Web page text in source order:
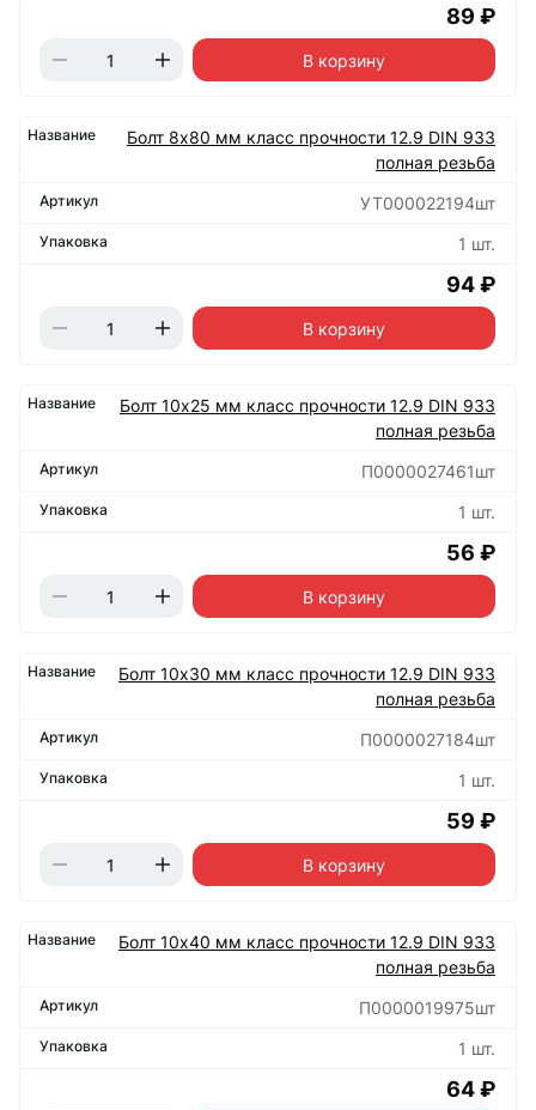
89 ₽
В корзину
Болт 8х80 мм класс прочности 12.9 DIN 933
полная резьба
УТ000022194шт
1 шт.
94 ₽
В корзину
Болт 10х25 мм класс прочности 12.9 DIN 933
полная резьба
П0000027461шт
1 шт.
56 ₽
В корзину
Болт 10х30 мм класс прочности 12.9 DIN 933
полная резьба
П0000027184шт
1 шт.
59 ₽
В корзину
Болт 10х40 мм класс прочности 12.9 DIN 933
полная резьба
П0000019975шт
1 шт.
64 ₽